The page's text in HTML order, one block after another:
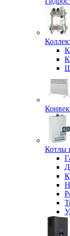
Котлы